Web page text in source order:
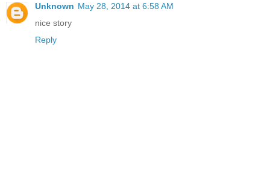
Unknown May 28, 2014 at 6:58 AM
nice story
Reply